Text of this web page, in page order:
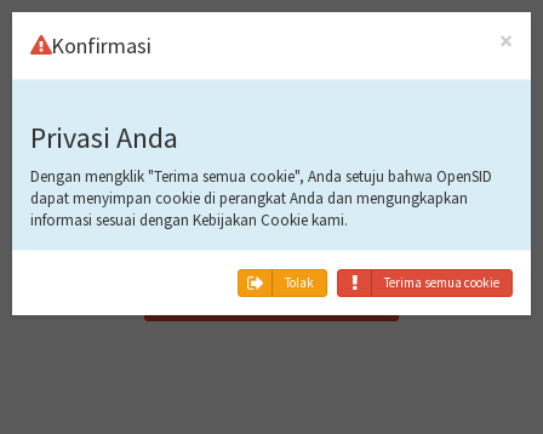
×
Konfirmasi
Privasi Anda
Dengan mengklik "Terima semua cookie", Anda setuju bahwa OpenSID
dapat menyimpan cookie di perangkat Anda dan mengungkapkan
informasi sesuai dengan Kebijakan Cookie kami.
Tolak Terima semua cookie
Aplikasi
Tidak bisa masuk!
Gawai ini belum terdaftar.